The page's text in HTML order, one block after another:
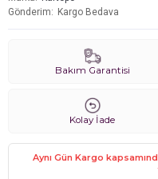
Gönderim
Kargo Bedava
Bakım Garantisi
Kolay İade
Aynı Gün Kargo